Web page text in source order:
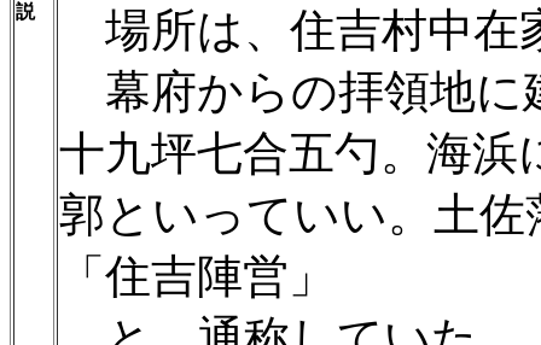
説
場所は、住吉村中在
幕府からの拝領地に
十九坪七合五勺。海
郭といっていい。土佐
「住吉陣営」